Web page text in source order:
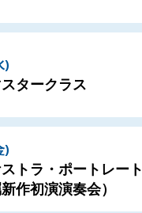
)
タークラス
)
トラ・ポートレート
新作初演演奏会）